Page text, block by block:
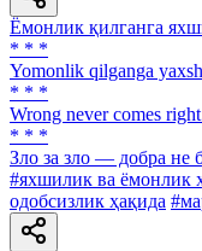
Ёмонлик қилганга
* * *
Yomonlik qilganga
* * *
Wrong never comes
* * *
Зло за зло — добра не
#яхшилик ва ёмонлик
одобсизлик ҳақида